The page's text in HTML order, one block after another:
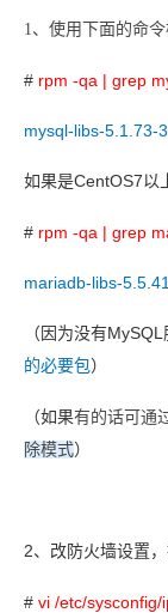
1、使用下面的命
# rpm -qa | grep
mysql-libs-5.1.73-
如果是CentOS7以
# rpm -qa | grep
mariadb-libs-
（因为没有MySQL
的必要包）
（如果有的话可通
除模式）
2、 改防火墙设置，
# vi /etc/sysconfig/